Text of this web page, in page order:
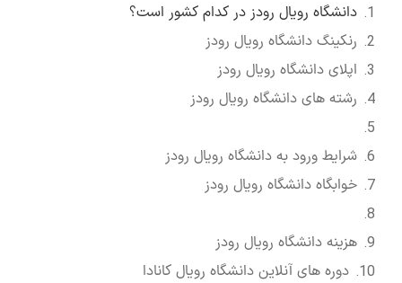
دانشگاه رویال رودز در کدام کشور است؟
رنکینگ دانشگاه رویال رودز
اپلای دانشگاه رویال رودز
رشته های دانشگاه رویال رودز
شرایط ورود به دانشگاه رویال رودز
خوابگاه دانشگاه رویال رودز
هزینه دانشگاه رویال رودز
دوره های آنلاین دانشگاه رویال کانادا